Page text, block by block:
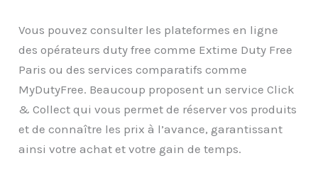
Vous pouvez consulter les plateformes en ligne
des opérateurs duty free comme Extime Duty Free
Paris ou des services comparatifs comme
MyDutyFree. Beaucoup proposent un service Click
& Collect qui vous permet de réserver vos produits
et de connaître les prix à l’avance, garantissant
ainsi votre achat et votre gain de temps.